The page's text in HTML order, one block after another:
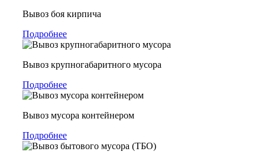
Вывоз боя кирпича
Подробнее
Вывоз крупногабаритного мусора
Подробнее
Вывоз мусора контейнером
Подробнее